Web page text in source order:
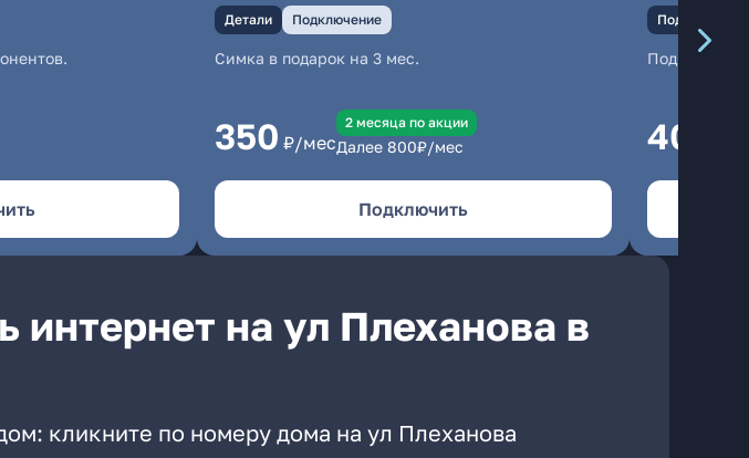
Детали Подключение
Симка в подарок на 3 мес.
350 ₽/мес
2 месяцa по акции
Далее 800₽/мес
Подключить
Подключение
400
интернет на ул Плеханова в
кликните по номеру дома на ул Плеханова